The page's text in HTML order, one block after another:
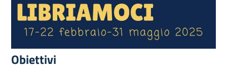
Obiettivi